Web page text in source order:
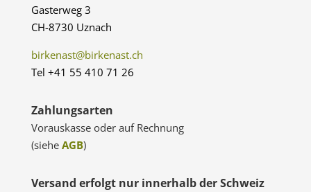
Gasterweg 3
CH-8730 Uznach
birkenast@birkenast.ch
Tel +41 55 410 71 26
Zahlungsarten
Vorauskasse oder auf Rechnung
(siehe AGB)
Versand erfolgt nur innerhalb der Schweiz